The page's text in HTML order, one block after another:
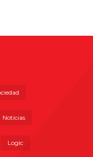
Noticias
Logic